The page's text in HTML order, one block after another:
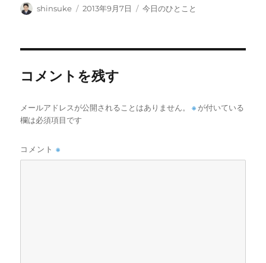
投
shinsuke
投
2013年9月7日
カ
今日のひとこと
コメントを残す
メールアドレスが公開されることはありません。 ※が付いている
欄は必須項目です
コメント※